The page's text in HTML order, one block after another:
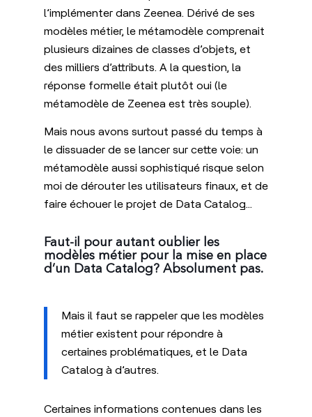
l’implémenter dans Zeenea. Dérivé de ses
modèles métier, le métamodèle comprenait
plusieurs dizaines de classes d’objets, et
des milliers d’attributs. A la question, la
réponse formelle était plutôt oui (le
métamodèle de Zeenea est très souple).
Mais nous avons surtout passé du temps à
le dissuader de se lancer sur cette voie: un
métamodèle aussi sophistiqué risque selon
moi de dérouter les utilisateurs finaux, et de
faire échouer le projet de Data Catalog…
Faut-il pour autant oublier les
modèles métier pour la mise en place
d’un Data Catalog? Absolument pas.
Mais il faut se rappeler que les modèles
métier existent pour répondre à
certaines problématiques, et le Data
Catalog à d’autres.
Certaines informations contenues dans les